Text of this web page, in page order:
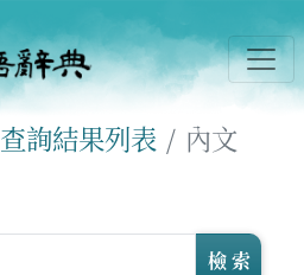
查詢結果列表 內文
檢 索